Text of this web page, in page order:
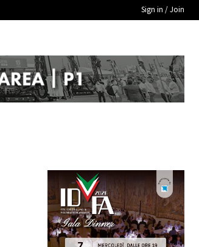
Sign in / Join